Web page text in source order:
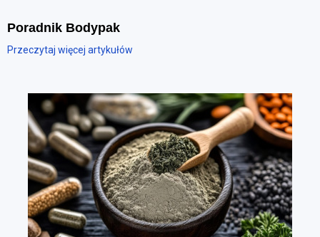
Poradnik Bodypak
Przeczytaj więcej artykułów